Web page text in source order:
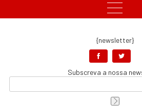
{newsletter}
Subscreva a nossa